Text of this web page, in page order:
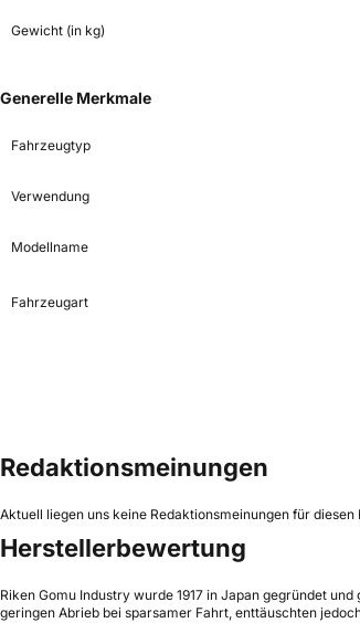
Gewicht (in kg)
Generelle Merkmale
Fahrzeugtyp
Verwendung
Modellname
Fahrzeugart
Redaktionsmeinungen
Aktuell liegen uns keine Redaktionsmeinungen für diesen
Herstellerbewertung
Riken Gomu Industry wurde 1917 in Japan gegründet
geringen Abrieb bei sparsamer Fahrt, enttäuschten